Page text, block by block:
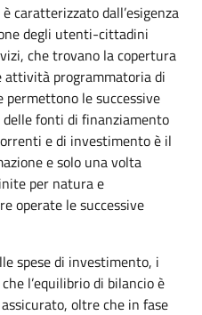
caratterizzato dall’esigenza
degli utenti-cittadini
che trovano la copertura
attività programmatoria di
permettono le successive
delle fonti di finanziamento
e di investimento è il
e solo una volta
per natura e
operate le successive
spese di investimento, i
l’equilibrio di bilancio è
oltre che in fase